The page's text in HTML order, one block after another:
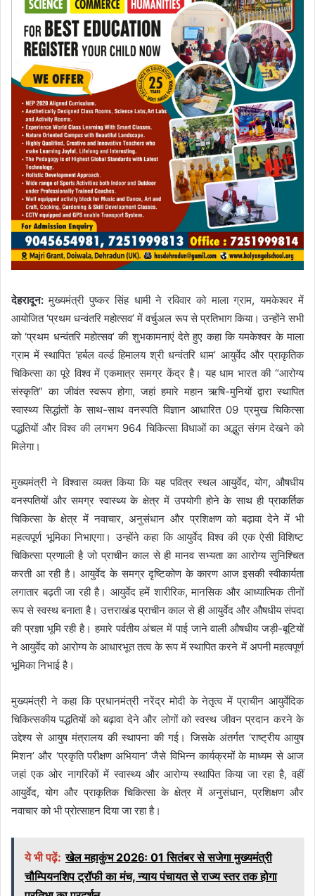
देहरादून: मुख्यमंत्री पुष्कर सिंह धामी ने रविवार को माला ग्राम, यमकेश्वर में
आयोजित ‘प्रथम धन्वंतरि महोत्सव’ में वर्चुअल रूप से प्रतिभाग किया। उन्होंने सभी
को ‘प्रथम धन्वंतरि महोत्सव’ की शुभकामनाएं देते हुए कहा कि यमकेश्वर के माला
ग्राम में स्थापित ‘हर्बल वर्ल्ड हिमालय श्री धन्वंतरि धाम’ आयुर्वेद और प्राकृतिक
चिकित्सा का पूरे विश्व में एकमात्र समग्र केंद्र है। यह धाम भारत की “आरोग्य
संस्कृति” का जीवंत स्वरूप होगा, जहां हमारे महान ऋषि-मुनियों द्वारा स्थापित
स्वास्थ्य सिद्धांतों के साथ-साथ वनस्पति विज्ञान आधारित 09 प्रमुख चिकित्सा
पद्धतियों और विश्व की लगभग 964 चिकित्सा विधाओं का अद्भुत संगम देखने को
मिलेगा।
मुख्यमंत्री ने विश्वास व्यक्त किया कि यह पवित्र स्थल आयुर्वेद, योग, औषधीय
वनस्पतियों और समग्र स्वास्थ्य के क्षेत्र में उपयोगी होने के साथ ही प्राकर्तिक
चिकित्सा के क्षेत्र में नवाचार, अनुसंधान और प्रशिक्षण को बढ़ावा देने में भी
महत्वपूर्ण भूमिका निभाएगा। उन्होंने कहा कि आयुर्वेद विश्व की एक ऐसी विशिष्ट
चिकित्सा प्रणाली है जो प्राचीन काल से ही मानव सभ्यता का आरोग्य सुनिश्चित
करती आ रही है। आयुर्वेद के समग्र दृष्टिकोण के कारण आज इसकी स्वीकार्यता
लगातार बढ़ती जा रही है। आयुर्वेद हमें शारीरिक, मानसिक और आध्यात्मिक तीनों
रूप से स्वस्थ बनाता है। उत्तराखंड प्राचीन काल से ही आयुर्वेद और औषधीय संपदा
की प्रज्ञा भूमि रही है। हमारे पर्वतीय अंचल में पाई जाने वाली औषधीय जड़ी-बूटियों
ने आयुर्वेद को आरोग्य के आधारभूत तत्व के रूप में स्थापित करने में अपनी महत्वपूर्ण
भूमिका निभाई है।
मुख्यमंत्री ने कहा कि प्रधानमंत्री नरेंद्र मोदी के नेतृत्व में प्राचीन आयुर्वेदिक
चिकित्सकीय पद्धतियों को बढ़ावा देने और लोगों को स्वस्थ जीवन प्रदान करने के
उद्देश्य से आयुष मंत्रालय की स्थापना की गई। जिसके अंतर्गत ‘राष्ट्रीय आयुष
मिशन’ और ‘प्रकृति परीक्षण अभियान’ जैसे विभिन्न कार्यक्रमों के माध्यम से आज
जहां एक ओर नागरिकों में स्वास्थ्य और आरोग्य स्थापित किया जा रहा है, वहीं
आयुर्वेद, योग और प्राकृतिक चिकित्सा के क्षेत्र में अनुसंधान, प्रशिक्षण और
नवाचार को भी प्रोत्साहन दिया जा रहा है।
ये भी पढ़ें: खेल महाकुंभ 2026ः 01 सितंबर से सजेगा मुख्यमंत्री
चौम्पियनशिप ट्रॉफी का मंच, न्याय पंचायत से राज्य स्तर तक होगा